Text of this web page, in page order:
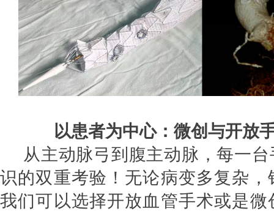
以患者为中心：微创与开放
从主动脉弓到腹主动脉，每一
识的双重考验！无论病变多复杂
我们可以选择开放血管手术或是